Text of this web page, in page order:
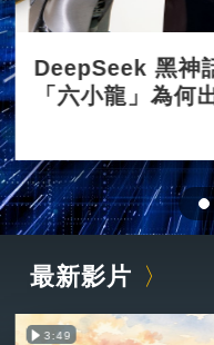
DeepSeek 黑神
「六小龍」為何
最新影片
3:49